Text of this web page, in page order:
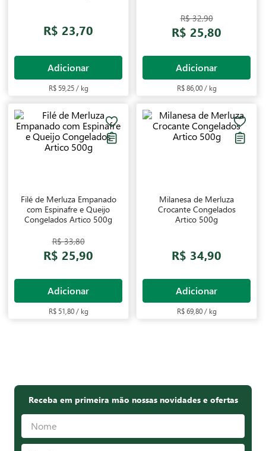
R$ 23,70
Adicionar
R$ 59,25 / kg
R$ 32,90
R$ 25,80
Adicionar
R$ 86,00 / kg
Filé de Merluza Empanado
com Espinafre e Queijo
Congelados Artico 500g
R$ 33,80
R$ 25,90
Adicionar
R$ 51,80 / kg
Milanesa de Merluza
Crocante Congelados
Artico 500g
R$ 34,90
Adicionar
R$ 69,80 / kg
Receba em primeira mão nossas novidades e ofertas